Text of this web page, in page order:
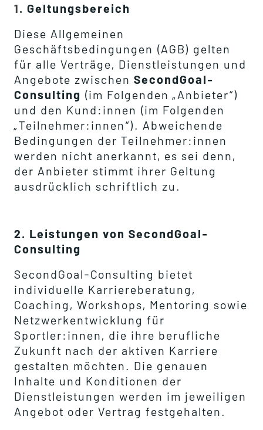
1. Geltungsbereich
Diese Allgemeinen
Geschäftsbedingungen (AGB) gelten
für alle Verträge, Dienstleistungen und
Angebote zwischen SecondGoal-
Consulting (im Folgenden „Anbieter“)
und den Kund:innen (im Folgenden
„Teilnehmer:innen“). Abweichende
Bedingungen der Teilnehmer:innen
werden nicht anerkannt, es sei denn,
der Anbieter stimmt ihrer Geltung
ausdrücklich schriftlich zu.
2. Leistungen von SecondGoal-
Consulting
SecondGoal-Consulting bietet
individuelle Karriereberatung,
Coaching, Workshops, Mentoring sowie
Netzwerkentwicklung für
Sportler:innen, die ihre berufliche
Zukunft nach der aktiven Karriere
gestalten möchten. Die genauen
Inhalte und Konditionen der
Dienstleistungen werden im jeweiligen
Angebot oder Vertrag festgehalten.